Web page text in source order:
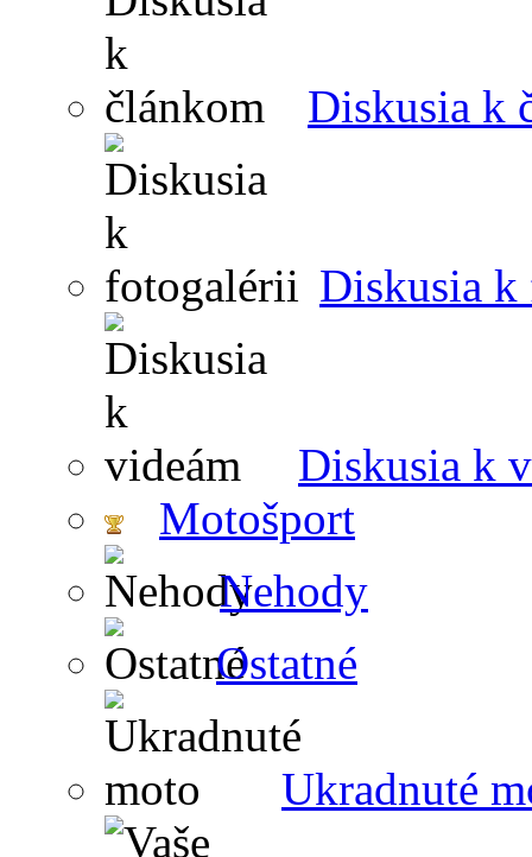
Diskusia k
Diskusia
Diskusia k
Motošport
Nehody
Ostatné
Ukradnuté